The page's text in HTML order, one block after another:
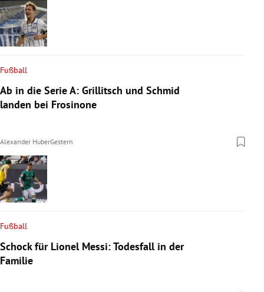
Fußball
Ab in die Serie A: Grillitsch und Schmid
landen bei Frosinone
Alexander HuberGestern
Fußball
Schock für Lionel Messi: Todesfall in der
Familie